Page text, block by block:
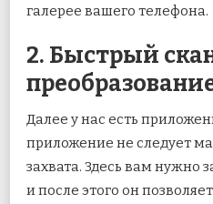
галерее вашего телефона.
2. Быстрый
преобразование
Далее у нас есть
приложение не следует
захвата. Здесь вам нужно
и после этого он